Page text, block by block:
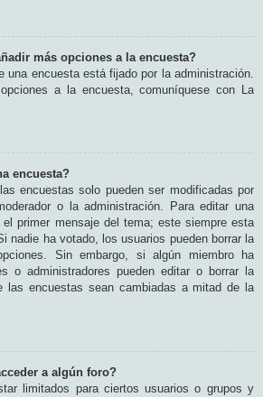
más opciones a la encuesta?
una encuesta está fijado por la administración.
a la encuesta, comuníquese con La
encuesta?
encuestas solo pueden ser modificadas por
o la administración. Para editar una
primer mensaje del tema; este siempre esta
nadie ha votado, los usuarios pueden borrar la
Sin embargo, si algún miembro ha
o administradores pueden editar o borrar la
las encuestas sean cambiadas a mitad de la
a algún foro?
limitados para ciertos usuarios o grupos y